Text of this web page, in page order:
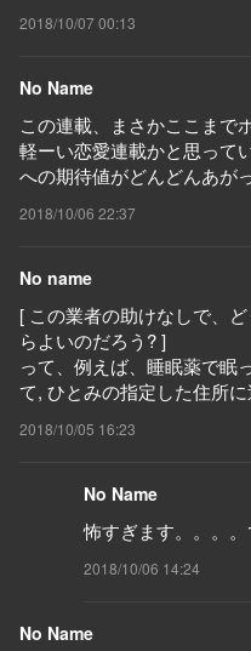
2018/10/07 00:13
No Name
この連載、まさかここまで
軽ーい恋愛連載かと思って
への期待値がどんどんあが
2018/10/06 22:37
No name
[ この業者の助けなしで、
らよいのだろう? ]
って、例えば、睡眠薬で眠
て, ひとみの指定した住所
2018/10/05 16:23
No Name
怖すぎます。。。。
2018/10/06 14:24
No Name